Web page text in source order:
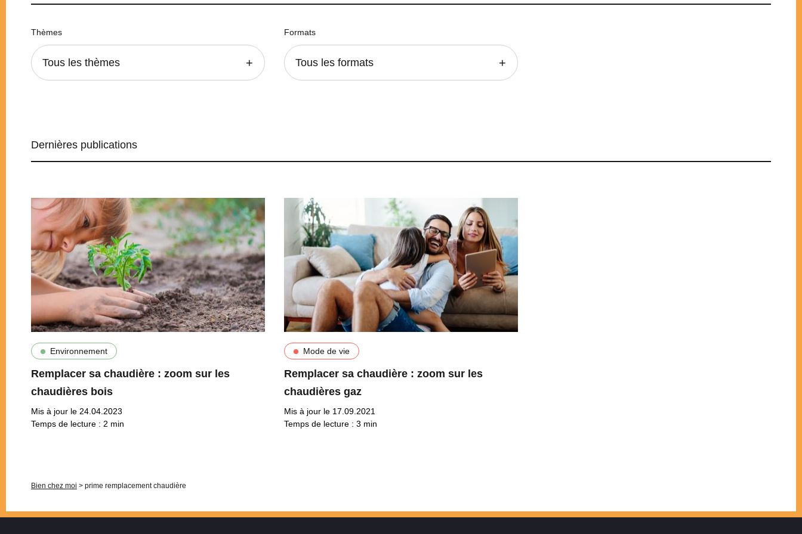
Thèmes
Tous les thèmes
Formats
Tous les formats
Dernières publications
Environnement
Remplacer sa chaudière : zoom sur les
chaudières bois
Mis à jour le 24.04.2023
Temps de lecture : 2 min
Mode de vie
Remplacer sa chaudière : zoom sur les
chaudières gaz
Mis à jour le 17.09.2021
Temps de lecture : 3 min
Bien chez moi > prime remplacement chaudière